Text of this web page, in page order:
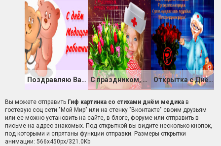
Поздравляю Вас днём медика С праздником, дорогие медики Открытка с Днём медицины
Вы можете отправить Гиф картинка со стихами днём медика в
гостевую соц сети "Мой Мир" или на стенку "Вконтакте" своим друзьям
или ее можно установить на сайте, в блоге, форуме или отправить в
письме на адрес знакомых. Под открыткой вы видите несколько кнопок,
под которыми и спрятаны функции отправки. Размеры открытки
анимации: 566x450px/321.0Kb